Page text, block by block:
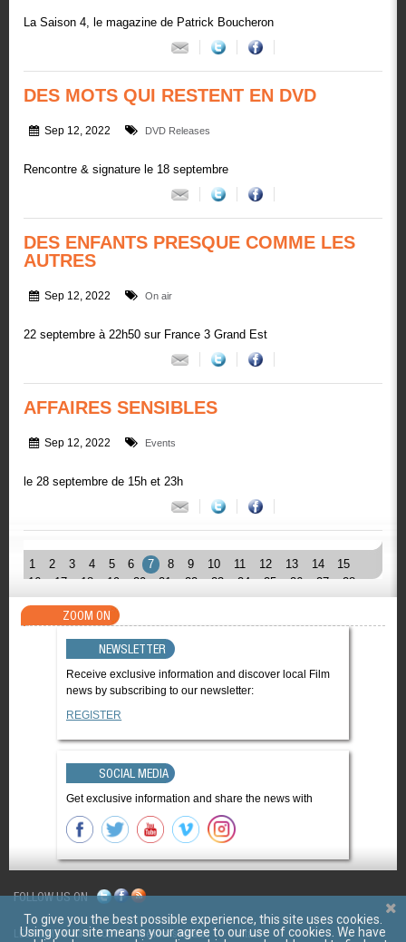
La Saison 4, le magazine de Patrick Boucheron
DES MOTS QUI RESTENT EN DVD
Sep 12, 2022 DVD Releases
Rencontre & signature le 18 septembre
DES ENFANTS PRESQUE COMME LES
AUTRES
Sep 12, 2022 On air
22 septembre à 22h50 sur France 3 Grand Est
AFFAIRES SENSIBLES
Sep 12, 2022 Events
le 28 septembre de 15h et 23h
1 2 3 4 5 6 7 8 9 10 11 12 13 14
15
16
17 18 19 20 21 22 23 24 25 26 27 28
ZOOM ON
NEWSLETTER
Receive exclusive information and discover local Film
news by subscribing to our newsletter:
REGISTER
SOCIAL MEDIA
Get exclusive information and share the news with
FOLLOW US ON
LES FILMS D'ICI CGV Mentions légales Contact
To give you the best possible experience, this site uses cookies.
Using your site means your agree to our use of cookies. We have